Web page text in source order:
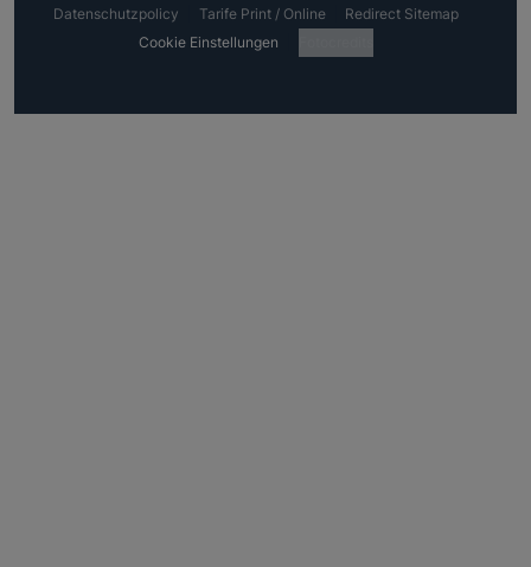
Datenschutzpolicy
Tarife Print / Online
Redirect Sitemap
Cookie Einstellungen